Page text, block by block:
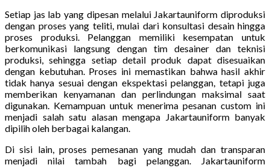
Setiap jas lab yang dipesan melalui Jakartauniform diproduksi
dengan proses yang teliti, mulai dari konsultasi desain hingga
proses produksi. Pelanggan memiliki kesempatan untuk
berkomunikasi langsung dengan tim desainer dan teknisi
produksi, sehingga setiap detail produk dapat disesuaikan
dengan kebutuhan. Proses ini memastikan bahwa hasil akhir
tidak hanya sesuai dengan ekspektasi pelanggan, tetapi juga
memberikan kenyamanan dan perlindungan maksimal saat
digunakan. Kemampuan untuk menerima pesanan custom ini
menjadi salah satu alasan mengapa Jakartauniform banyak
dipilih oleh berbagai kalangan.
Di sisi lain, proses pemesanan yang mudah dan transparan
menjadi nilai tambah bagi pelanggan. Jakartauniform